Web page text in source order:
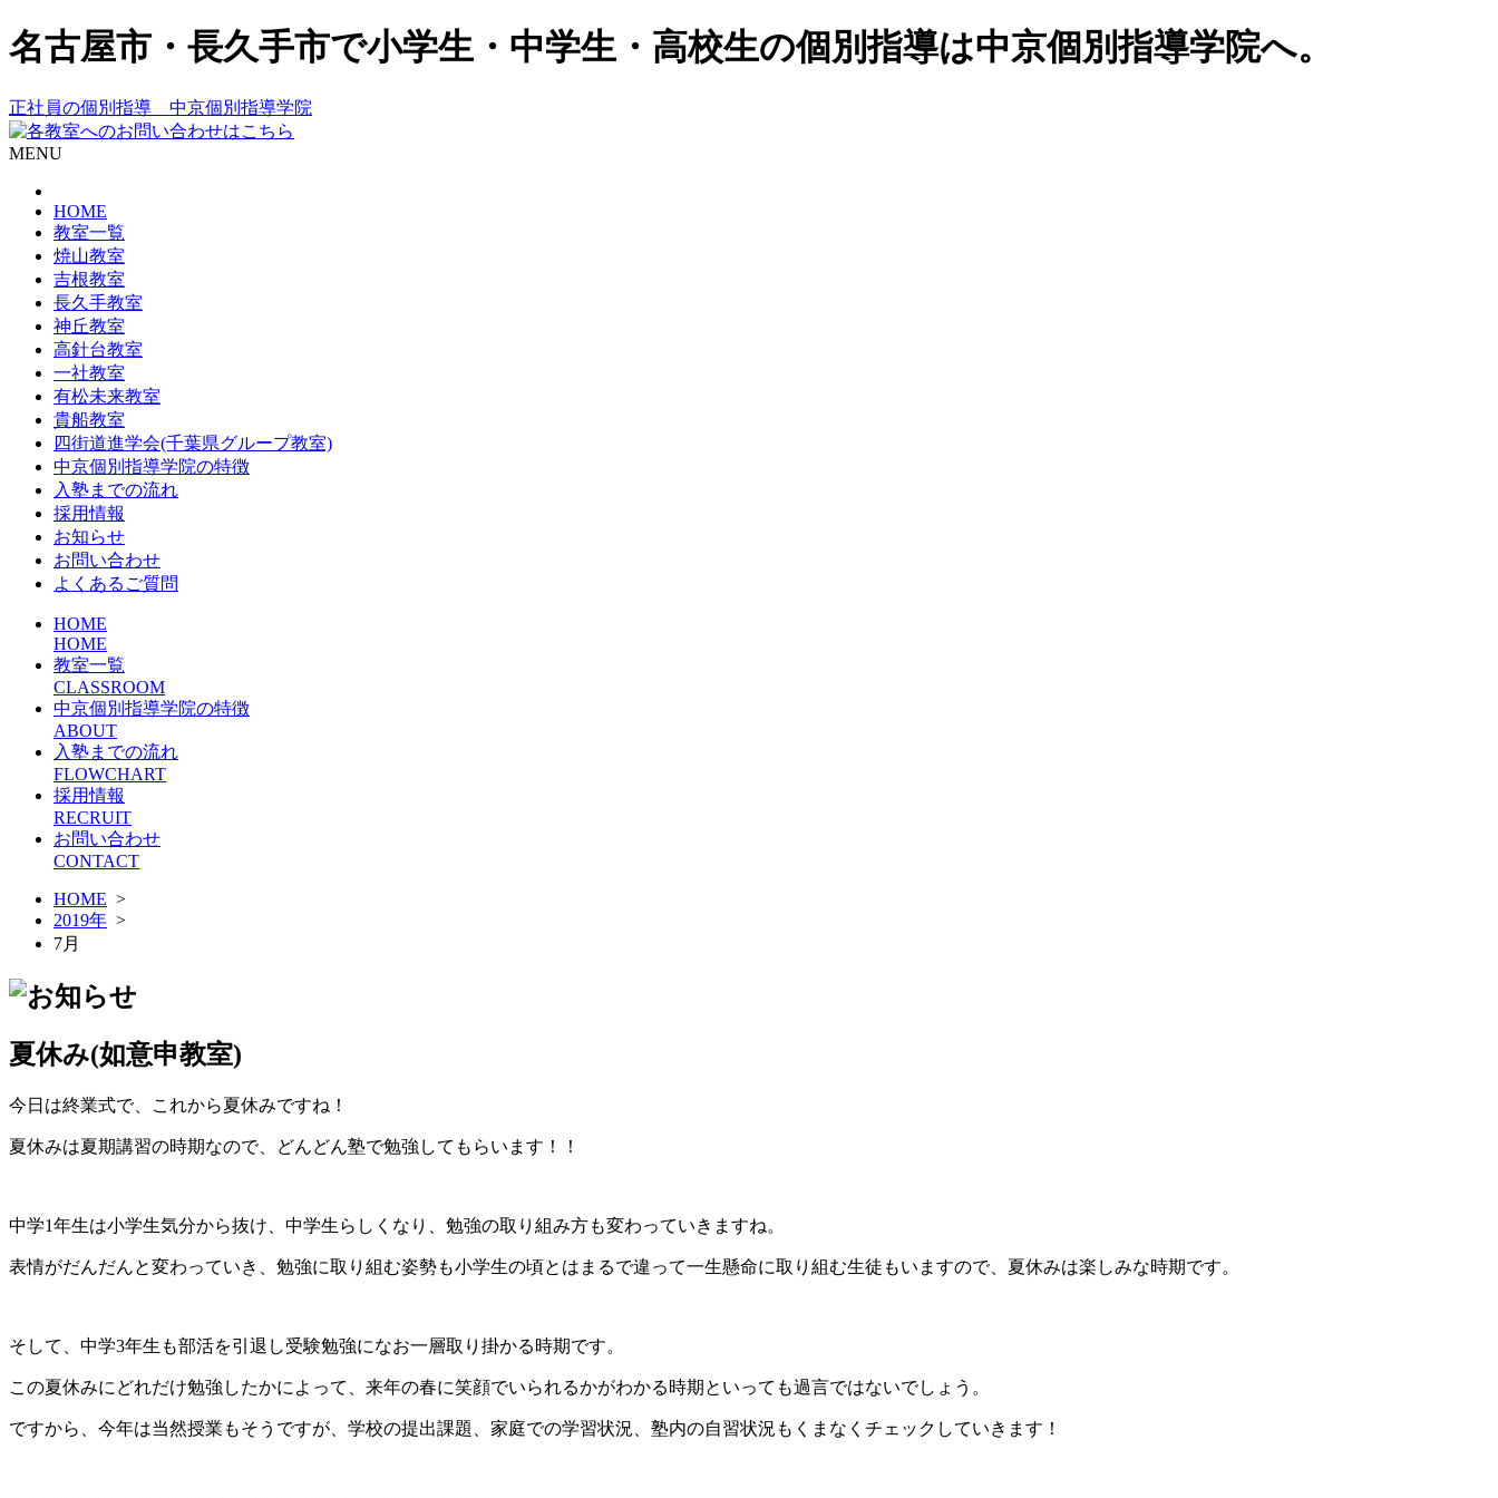
名古屋市・長久手市で小学生・中学生・高校生の個別指導は中京個別指導学院へ。
正社員の個別指導 中京個別指導学院
MENU
HOME
教室一覧
焼山教室
吉根教室
長久手教室
神丘教室
高針台教室
一社教室
有松未来教室
貴船教室
四街道進学会(千葉県グループ教室)
中京個別指導学院の特徴
入塾までの流れ
採用情報
お知らせ
お問い合わせ
よくあるご質問
HOME
HOME
教室一覧
CLASSROOM
中京個別指導学院の特徴
ABOUT
入塾までの流れ
FLOWCHART
採用情報
RECRUIT
お問い合わせ
CONTACT
HOME >
2019年 >
7月
夏休み(如意申教室)
今日は終業式で、これから夏休みですね！
夏休みは夏期講習の時期なので、どんどん塾で勉強してもらいます！！
中学1年生は小学生気分から抜け、中学生らしくなり、勉強の取り組み方も変わっていきますね。
表情がだんだんと変わっていき、勉強に取り組む姿勢も小学生の頃とはまるで違って一生懸命に取り組む生徒もいますので、夏休みは楽しみな時期です。
そして、中学3年生も部活を引退し受験勉強になお一層取り掛かる時期です。
この夏休みにどれだけ勉強したかによって、来年の春に笑顔でいられるかがわかる時期といっても過言ではないでしょう。
ですから、今年は当然授業もそうですが、学校の提出課題、家庭での学習状況、塾内の自習状況もくまなくチェックしていきます！